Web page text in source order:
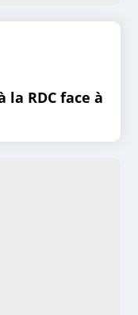
la RDC face à